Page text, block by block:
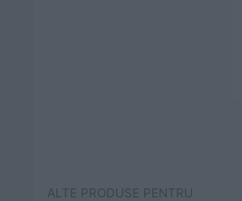
ALTE PRODUSE PENTRU